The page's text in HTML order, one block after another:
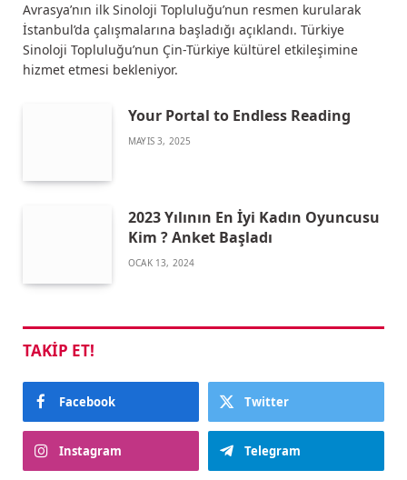
Avrasya’nın ilk Sinoloji Topluluğu’nun resmen kurularak
İstanbul’da çalışmalarına başladığı açıklandı. Türkiye
Sinoloji Topluluğu’nun Çin-Türkiye kültürel etkileşimine
hizmet etmesi bekleniyor.
Your Portal to Endless Reading
MAYIS 3, 2025
2023 Yılının En İyi Kadın Oyuncusu
Kim ? Anket Başladı
OCAK 13, 2024
TAKIP ET!
Facebook Twitter
Instagram Telegram